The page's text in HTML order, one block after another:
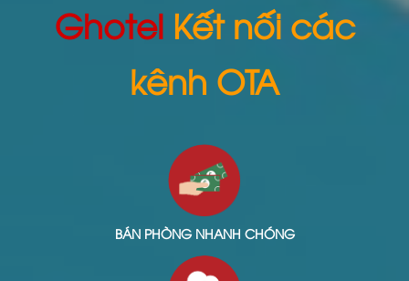
Ghotel Kết nối các
kênh OTA
BÁN PHÒNG NHANH CHÓNG